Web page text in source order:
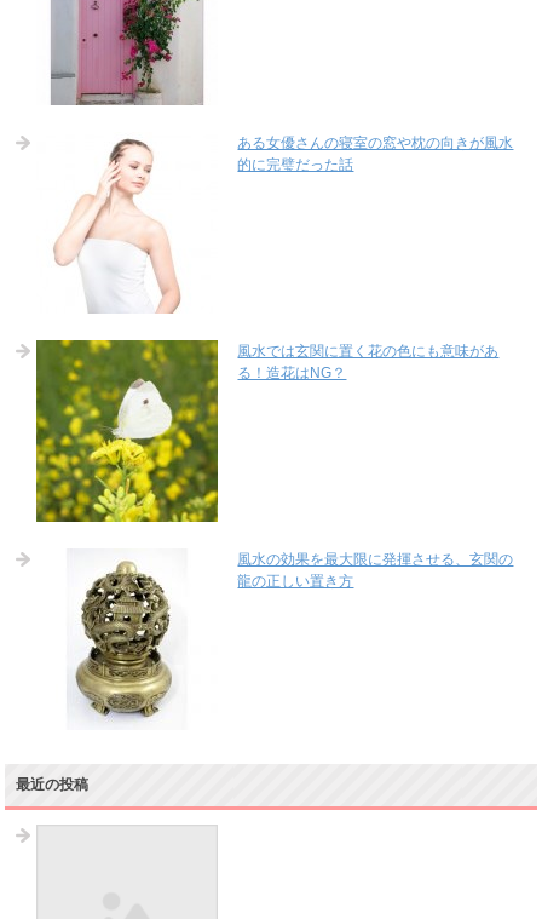
ある女優さんの寝室の窓や枕の向きが風水
的に完璧だった話
風水では玄関に置く花の色にも意味があ
る！造花はNG？
風水の効果を最大限に発揮させる、玄関の
龍の正しい置き方
最近の投稿